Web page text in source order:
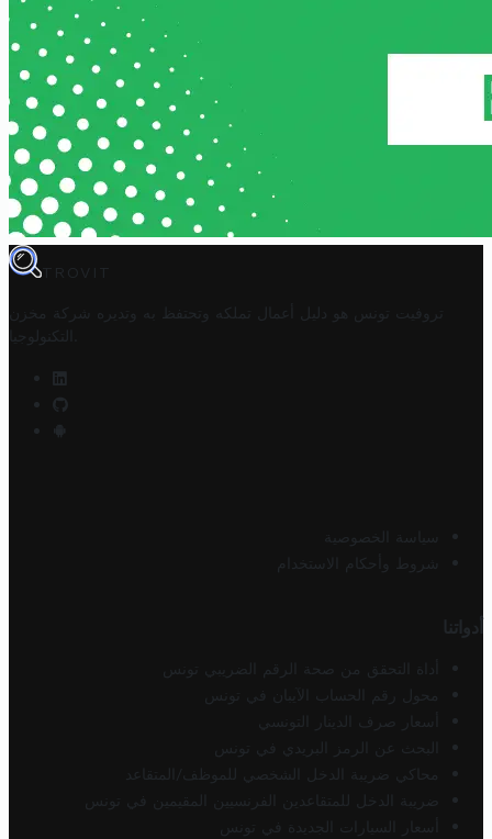
TROVIT
تروفيت تونس هو دليل أعمال تملكه وتحتفظ به وتديره
شركة مخزن
التكنولوجيا
سياسة الخصوصية
شروط وأحكام الاستخدام
أدواتنا
أداة التحقق من صحة الرقم الضريبي تونس
محول رقم الحساب الآيبان في تونس
أسعار صرف الدينار التونسي
البحث عن الرمز البريدي في تونس
محاكي ضريبة الدخل الشخصي للموظف/المتقاعد
ضريبة الدخل للمتقاعدين الفرنسيين المقيمين في تونس
أسعار السيارات الجديدة في تونس